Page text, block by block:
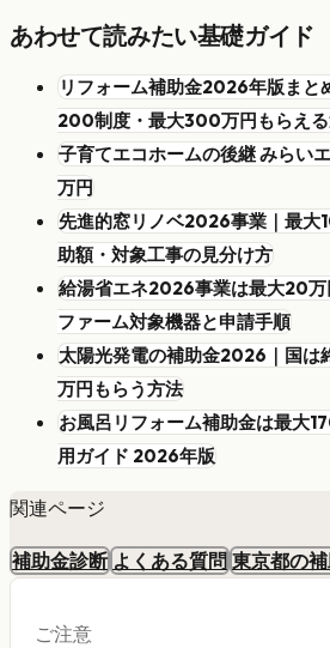
あわせて読みたい基礎ガイド
リフォーム補助金2026年版まと
200制度・最大300万円もらえ
子育てエコホームの後継 みらい
万円
先進的窓リノベ2026事業｜最大
助額・対象工事の見分け方
給湯省エネ2026事業は最大20
ファーム対象機器と申請手順
太陽光発電の補助金2026｜国は
万円もらう方法
お風呂リフォーム補助金は最大
用ガイド 2026年版
関連ページ
補助金診断 よくある質問 東京都の
ご注意